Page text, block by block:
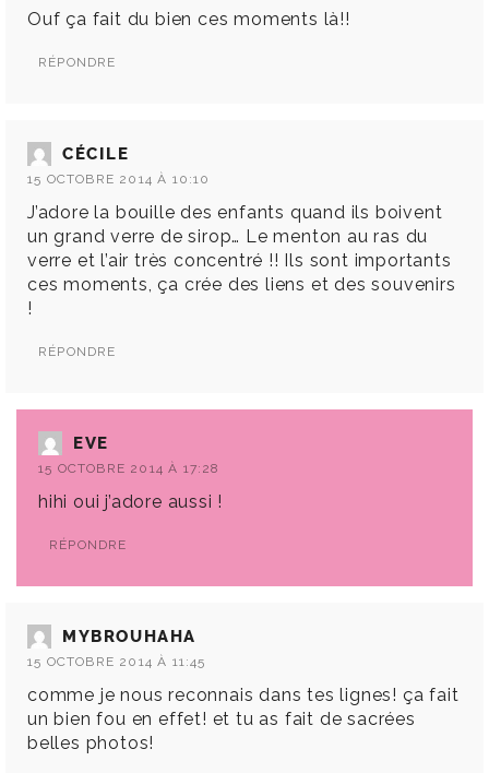
Ouf ça fait du bien ces moments là!!
RÉPONDRE
CÉCILE
15 OCTOBRE 2014 À 10:10
J’adore la bouille des enfants quand ils boivent
un grand verre de sirop… Le menton au ras du
verre et l’air très concentré !! Ils sont importants
ces moments, ça crée des liens et des souvenirs
!
RÉPONDRE
EVE
15 OCTOBRE 2014 À 17:28
hihi oui j’adore aussi !
RÉPONDRE
MYBROUHAHA
15 OCTOBRE 2014 À 11:45
comme je nous reconnais dans tes lignes! ça fait
un bien fou en effet! et tu as fait de sacrées
belles photos!